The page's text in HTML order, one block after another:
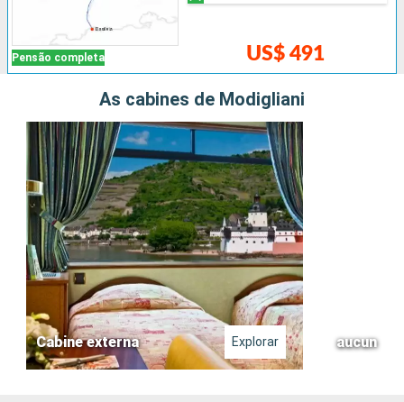
Pensão completa US$ 491
As cabines de Modigliani
Cabine externa Explorar aucun